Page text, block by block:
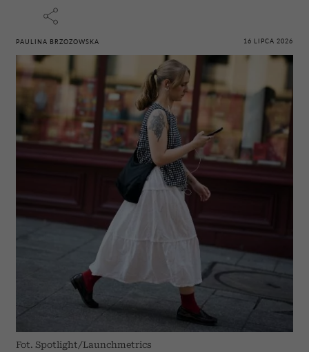
PAULINA BRZOZOWSKA 16 LIPCA 2026
Fot. Spotlight/Launchmetrics